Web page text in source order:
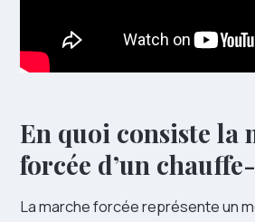
En quoi consiste la
forcée d’un
La marche forcée représente un